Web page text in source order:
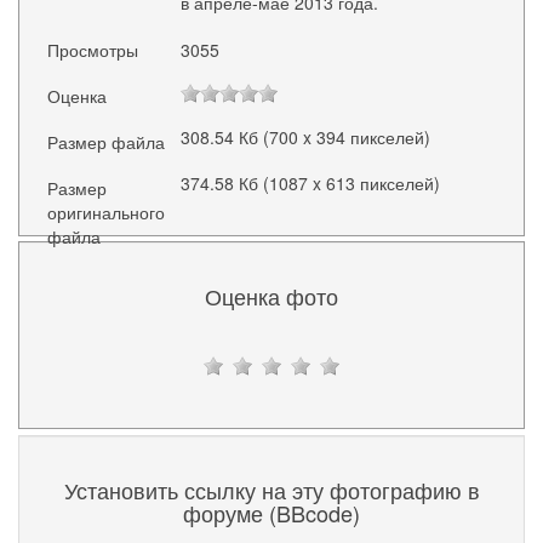
Просмотры
3055
Оценка
Размер файла
308.54 Кб (700 x 394 пикселей)
Размер
оригинального
файла
374.58 Кб (1087 x 613 пикселей)
Оценка фото
Установить ссылку на эту фотографию в
форуме (BBcode)